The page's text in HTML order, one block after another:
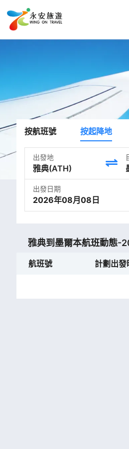
按航班號 按起降地
出發地
出發日期
2026年08月08日
雅典到墨爾本航班動態-
航班號 計劃出